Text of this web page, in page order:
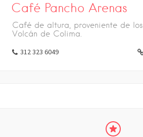
Café Pancho Arenas
Café de altura, proveniente de
Volcán de Colima.
312 323 6049